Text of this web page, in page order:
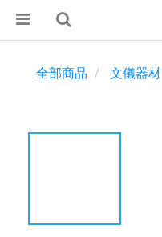
全部商品 文儀器材